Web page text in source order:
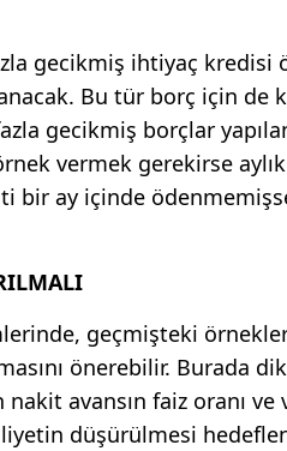
gecikmiş ihtiyaç kredisi
Bu tür borç için de
gecikmiş borçlar
vermek gerekirse
bir ay içinde
geçmişteki
önerebilir. Burada
avansın faiz oranı ve
düşürülmesi